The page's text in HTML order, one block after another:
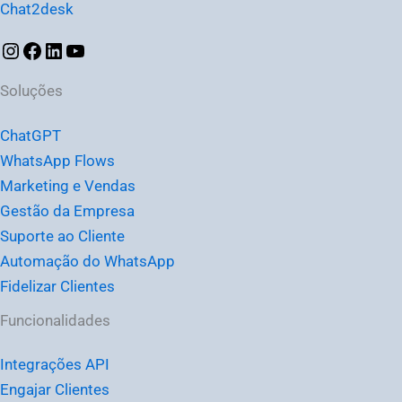
Chat2desk
Soluções
ChatGPT
WhatsApp Flows
Marketing e Vendas
Gestão da Empresa
Suporte ao Cliente
Automação do WhatsApp
Fidelizar Clientes
Funcionalidades
Integrações API
Engajar Clientes